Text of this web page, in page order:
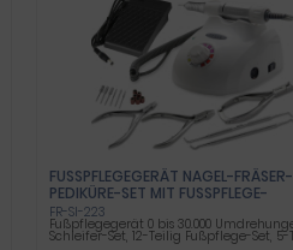
FUSSPFLEGEGERÄT NAGEL-FRÄSER-P
EDIKÜRE-SET MIT FUSSPFLEGE-WE
RKZEUG-SET UND
T
FR-SI-223
Fußpflegegerät 0 bis 30.000
Schleifer-Set, 12-Teilig Fußpflege-Set,